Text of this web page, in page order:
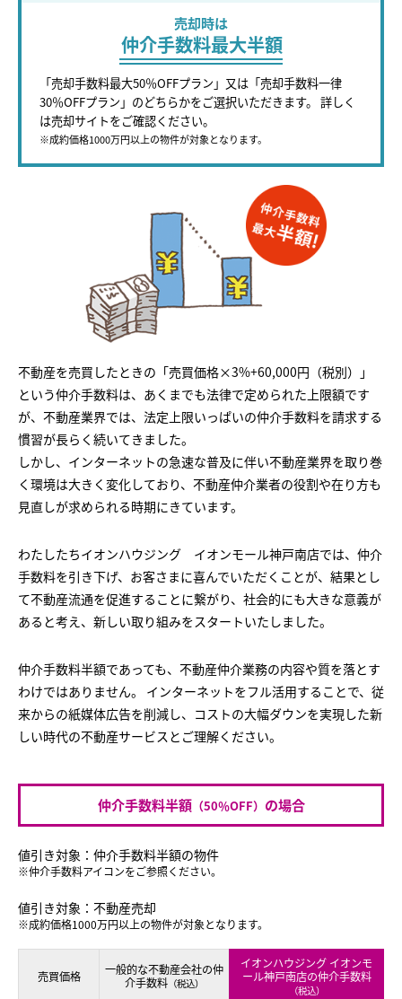
売却時は
仲介手数料最大半額
「売却手数料最大50％OFFプラン」又は「売却手数料一律
30％OFFプラン」のどちらかをご選択いただきます。 詳しく
は売却サイトをご確認ください。
※成約価格1000万円以上の物件が対象となります。
不動産を売買したときの「売買価格×3%+60,000円（税別）」
という仲介手数料は、あくまでも法律で定められた上限額です
が、不動産業界では、法定上限いっぱいの仲介手数料を請求する
慣習が長らく続いてきました。
しかし、インターネットの急速な普及に伴い不動産業界を取り巻
く環境は大きく変化しており、不動産仲介業者の役割や在り方も
見直しが求められる時期にきています。
わたしたちイオンハウジング イオンモール神戸南店では、仲介
手数料を引き下げ、お客さまに喜んでいただくことが、結果とし
て不動産流通を促進することに繋がり、社会的にも大きな意義が
あると考え、新しい取り組みをスタートいたしました。
仲介手数料半額であっても、不動産仲介業務の内容や質を落とす
わけではありません。 インターネットをフル活用することで、従
来からの紙媒体広告を削減し、コストの大幅ダウンを実現した新
しい時代の不動産サービスとご理解ください。
仲介手数料半額（50％OFF） の場合
値引き対象：仲介手数料半額の物件
※仲介手数料アイコンをご参照ください。
値引き対象：不動産売却
※成約価格1000万円以上の物件が対象となります。
売買価格
一般的な不動産会社の仲
介手数料 （税込）
イオンハウジング イオンモ
ール神戸南店の仲介手数料
（税込）